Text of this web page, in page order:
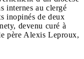
internes au clergé
inopinés de deux
devenu curé à
père Alexis Leproux,